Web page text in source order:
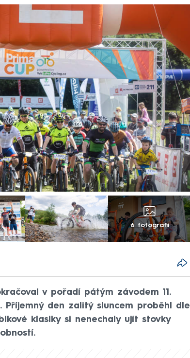
6 fotografií
v pořadí pátým závodem 11.
Příjemný den zalitý sluncem proběhl dle
klasiky si nenechaly ujít stovky